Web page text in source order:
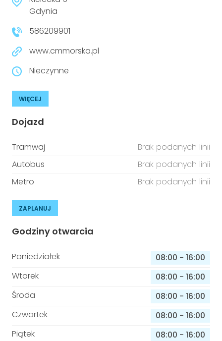
niepełnosprawnościami
Prawo
Prawa osób z niepełnosprawnościami
Aktualności
Urządzenia IoT
Gdynia
586209901
www.cmmorska.pl
Nieczynne
WIĘCEJ
Dojazd
Tramwaj
Brak podanych linii
Autobus
Brak podanych linii
Metro
Brak podanych linii
ZAPLANUJ
Godziny otwarcia
Poniedziałek 08:00 - 16:00
Wtorek
08:00 - 16:00
Środa
08:00 - 16:00
Czwartek
08:00 - 16:00
Piątek
08:00 - 16:00